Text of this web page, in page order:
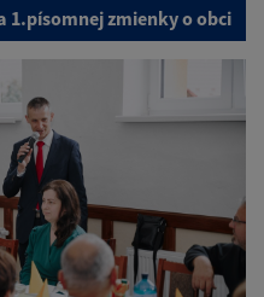
1.písomnej zmienky o obci